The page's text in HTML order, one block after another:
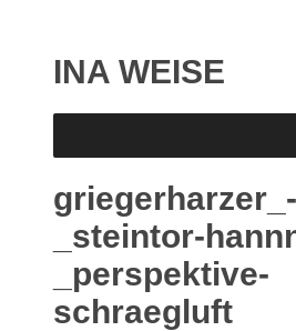
INA WEISE
griegerharzer_-
_steintor-
_perspektive-
schraegluft